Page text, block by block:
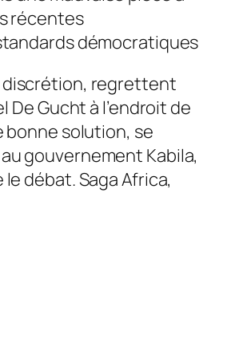
récentes
démocratiques
discrétion, regrettent
Gucht à l’endroit de
bonne solution, se
gouvernement Kabila,
le débat. Saga Africa,